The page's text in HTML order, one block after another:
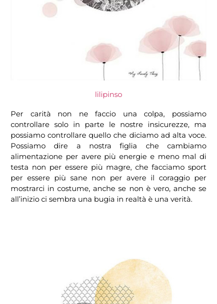
lilipinso
Per carità non ne faccio una colpa, possiamo
controllare solo in parte le nostre insicurezze, ma
possiamo controllare quello che diciamo ad alta voce.
Possiamo dire a nostra figlia che cambiamo
alimentazione per avere più energie e meno mal di
testa non per essere più magre, che facciamo sport
per essere più sane non per avere il coraggio per
mostrarci in costume, anche se non è vero, anche se
all’inizio ci sembra una bugia in realtà è una verità.